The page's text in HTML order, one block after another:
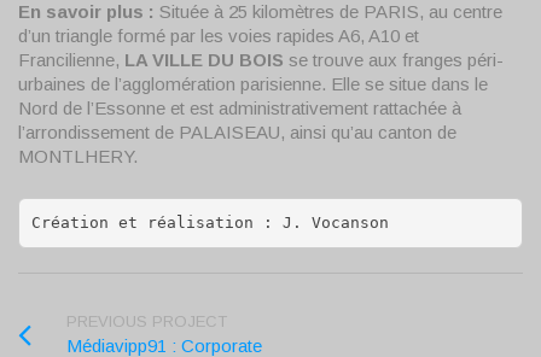
En savoir plus : Située à 25 kilomètres de PARIS, au centre
d’un triangle formé par les voies rapides A6, A10 et
Francilienne, LA VILLE DU BOIS se trouve aux franges péri-
urbaines de l’agglomération parisienne. Elle se situe dans le
Nord de l’Essonne et est administrativement rattachée à
l’arrondissement de PALAISEAU, ainsi qu’au canton de
MONTLHERY.
Création et réalisation : J. Vocanson
PREVIOUS PROJECT
Médiavipp91 : Corporate